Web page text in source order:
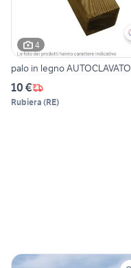
4
palo in legno AUTOCLAVATO
10 €
Rubiera (RE)